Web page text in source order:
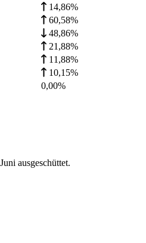
14,86%
60,58%
48,86%
21,88%
11,88%
10,15%
0,00%
ausgeschüttet.